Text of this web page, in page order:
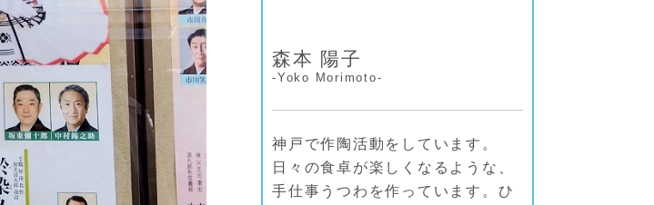
森本 陽子
-Yoko Morimoto-
神戸で作陶活動をしています。
日々の食卓が楽しくなるような、
手仕事うつわを作っています。ひ